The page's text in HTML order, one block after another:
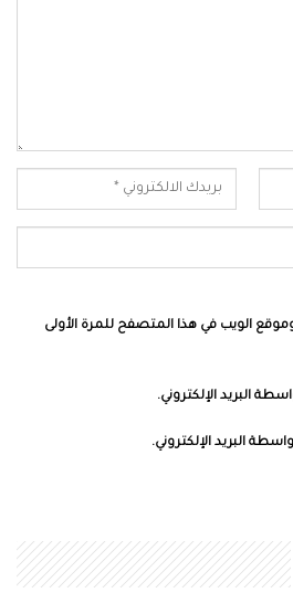
الويب في هذا المتصفح للمرة الأولى
البريد الإلكتروني.
البريد الإلكتروني.